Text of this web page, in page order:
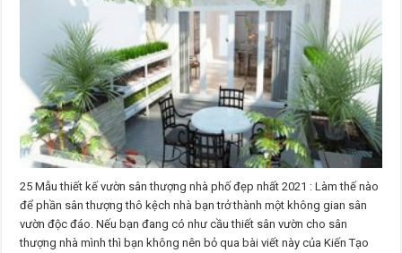
VƯỜN
SÂN
THƯỢNG
NHÀ
PHỐ
ĐẸP
NHẤT
2021
25 Mẫu thiết kế vườn sân thượng nhà phố đẹp nhất 2021 : Làm thế nào
để phần sân thượng thô kệch nhà bạn trở thành một không gian sân
vườn độc đáo. Nếu bạn đang có như cầu thiết sân vườn cho sân
thượng nhà mình thì bạn không nên bỏ qua bài viết này của Kiến Tạo